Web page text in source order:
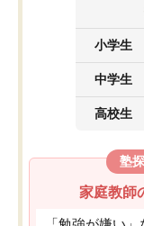
小学生
中学生
高校生
塾
家庭教師